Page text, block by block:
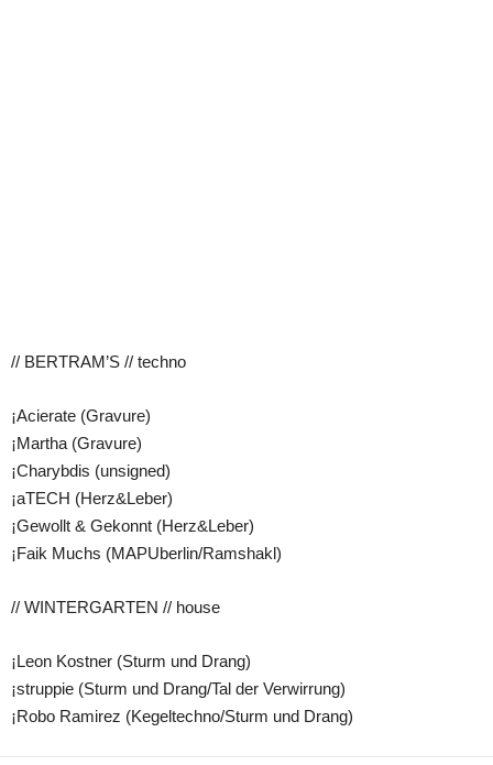
// BERTRAM’S // techno
¡Acierate (Gravure)
¡Martha (Gravure)
¡Charybdis (unsigned)
¡aTECH (Herz&Leber)
¡Gewollt & Gekonnt (Herz&Leber)
¡Faik Muchs (MAPUberlin/Ramshakl)
// WINTERGARTEN // house
¡Leon Kostner (Sturm und Drang)
¡struppie (Sturm und Drang/Tal der Verwirrung)
¡Robo Ramirez (Kegeltechno/Sturm und Drang)